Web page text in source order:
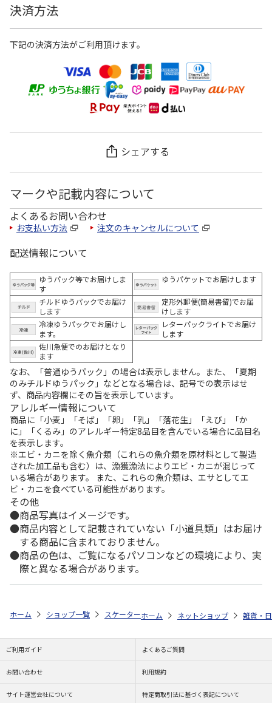
決済方法
下記の決済方法がご利用頂けます。
シェアする
マークや記載内容について
よくあるお問い合わせ
お支払い方法 注文のキャンセルについて
配送情報について
ゆうパック等でお届けしま
す
ゆうパケットでお届けします
チルドゆうパックでお届け
します
定形外郵便(簡易書留)でお届
けします
冷凍ゆうパックでお届けし
ます。
レターパックライトでお届け
します
佐川急便でのお届けとなり
ます
なお、「普通ゆうパック」の場合は表示しません。また、「夏期
のみチルドゆうパック」などとなる場合は、記号での表示はせ
ず、商品内容欄にその旨を表示しています。
アレルギー情報について
商品に「小麦」「そば」「卵」「乳」「落花生」「えび」「か
に」「くるみ」のアレルギー特定8品目を含んでいる場合に品目名
を表示します。
※エビ・カニを除く魚介類（これらの魚介類を原材料として製造
された加工品も含む）は、漁獲漁法によりエビ・カニが混じって
いる場合があります。 また、これらの魚介類は、エサとしてエ
ビ・カニを食べている可能性があります。
その他
商品写真はイメージです。
商品内容として記載されていない「小道具類」はお届け
する商品に含まれておりません。
商品の色は、ご覧になるパソコンなどの環境により、実
際と異なる場合があります。
ホーム ショップ一覧 スケーター 竹安全箸(16.5cm) シナモロール う
ホーム ネットショップ 雑貨・
ご利用ガイド よくあるご質問
お問い合わせ 利用規約
サイト運営会社について 特定商取引法に基づく表記について